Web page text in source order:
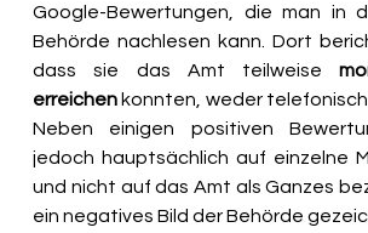
Google-Bewertungen, die man in
Behörde nachlesen kann. Dort
dass sie das Amt teilweise
erreichen konnten, weder telefonisch
Neben einigen positiven
jedoch hauptsächlich auf einzelne
und nicht auf das Amt als Ganzes
ein negatives Bild der Behörde